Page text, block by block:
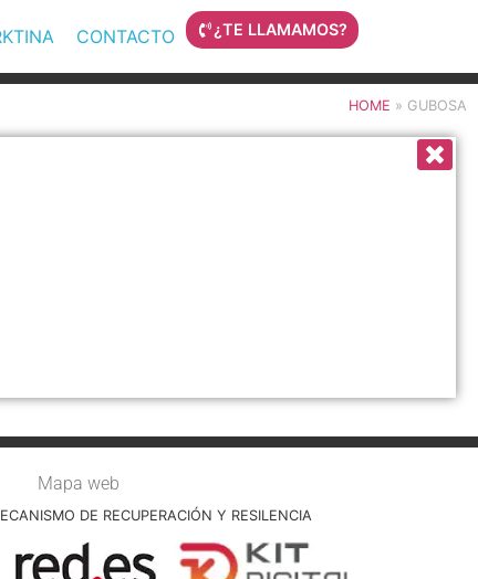
CONTACTO ¿TE LLAMAMOS?
HOME » GUBOSA
Mapa web
DE RECUPERACIÓN Y RESILENCIA